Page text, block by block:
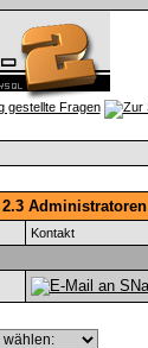
Administratoren
Kontakt